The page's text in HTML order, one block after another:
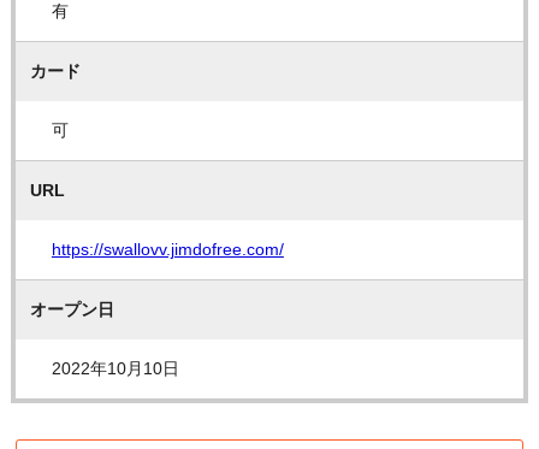
有
カード
可
URL
https://swallovv.jimdofree.com/
オープン日
2022年10月10日